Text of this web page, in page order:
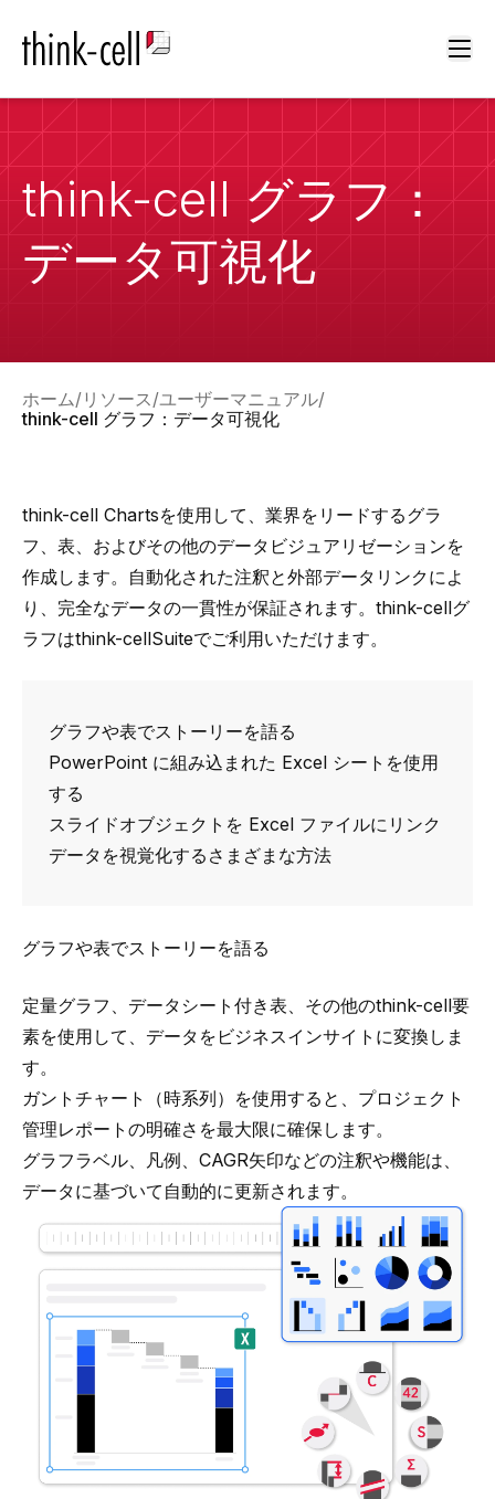
think-cell グラフ：
データ可視化
ホーム リソース ユーザーマニュアル
think-cell グラフ：データ可視化
think-cell Chartsを使用して、業界をリードするグラ
フ、表、およびその他のデータビジュアリゼーションを
作成します。自動化された注釈と外部データリンクによ
り、完全なデータの一貫性が保証されます。 think-cellグ
ラフはthink-cellSuiteでご利用いただけます。
グラフや表でストーリーを語る
PowerPoint に組み込まれた Excel シートを使用
する
スライドオブジェクトを Excel ファイルにリンク
データを視覚化するさまざまな方法
グラフや表でストーリーを語る
定量グラフ 、 データシート付き表、その他のthink-cell要
素を使用して、データをビジネスインサイトに変換しま
す。
ガントチャート（時系列） を使用すると、プロジェクト
管理レポートの明確さを最大限に確保します。
グラフラベル、 凡例、 CAGR矢印などの注釈や機能は、
データに基づいて自動的に更新されます。